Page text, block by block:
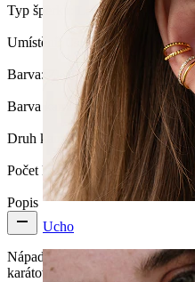
Ucho
Typ šperku: Labreta, Labrety
Umístění: Ušní lalůček, Helix,
Barva: Zlatá
Barva kamínku:Průhledná
Druh kamínku:Kubický Zirkon
Počet kusů: 1
Popis
Nápadně nenápadná -
karátového zlata.